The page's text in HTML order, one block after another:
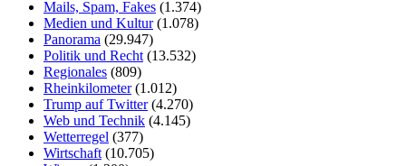
Mails, Spam, Fakes (1.374)
Medien und Kultur(1.078)
Panorama (29.947)
Politik und Recht (13.532)
Regionales (809)
Rheinkilometer(1.012)
Trump auf Twitter(4.270)
Web und Technik (4.145)
Wetterregel (377)
Wirtschaft (10.705)